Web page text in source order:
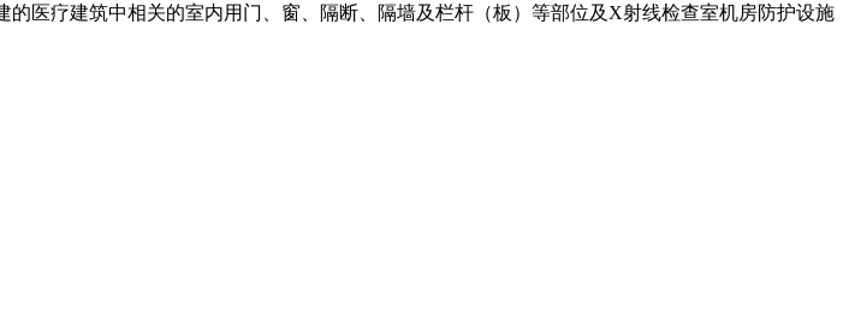
医疗建筑中相关的室内用门、窗、隔断、隔墙及栏杆（板）等部位及X射线检查室机房防护设施